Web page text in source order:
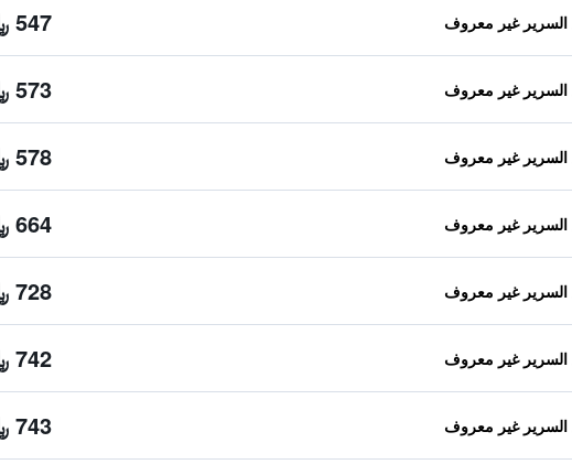
547 ﷼
573 ﷼
578 ﷼
664 ﷼
728 ﷼
742 ﷼
743 ﷼